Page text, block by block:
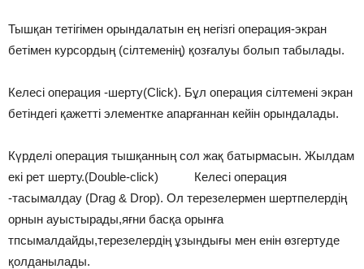
Тышқан тетігімен орындалатын ең негізгі операция-экран
бетімен курсордың (сілтеменің) қозғалуы болып табылады.
Келесі операция -шерту(Click). Бұл операция сілтемені экран
бетіндегі қажетті элементке апарғаннан кейін орындалады.
Күрделі операция тышқанның сол жақ батырмасын. Жылдам
екі рет шерту.(Double-click) Келесі операция
-тасымалдау (Drag & Drop). Ол терезелермен шертпелердің
орнын ауыстырады,яғни басқа орынға
тпсымалдайды,терезелердің ұзындығы мен енін өзгертуде
қолданылады.